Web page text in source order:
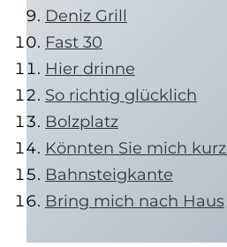
Deniz Grill
Fast 30
Hier drinne
So richtig glücklich
Bolzplatz
Könnten Sie mich
Bahnsteigkante
Bring mich nach Haus